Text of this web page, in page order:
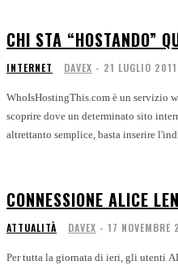
CHI STA “HOSTANDO”
INTERNET DAVEX - 21 LUGLIO 2011
WhoIsHostingThis.com è un servizio
scoprire dove un determinato sito internet e/o
altrettanto semplice, basta inserire
CONNESSIONE ALICE
ATTUALITÀ DAVEX - 17 NOVEMBRE
Per tutta la giornata di ieri, gli utenti